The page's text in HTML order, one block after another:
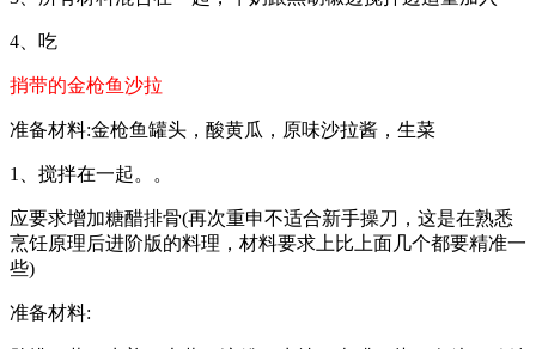
4、吃
捎带的金枪鱼沙拉
准备材料:金枪鱼罐头，酸黄瓜，原味沙拉酱，生菜
1、搅拌在一起。。
应要求增加糖醋排骨(再次重申不适合新手操刀，这是在熟悉
烹饪原理后进阶版的料理，材料要求上比上面几个都要精准一
些)
准备材料: